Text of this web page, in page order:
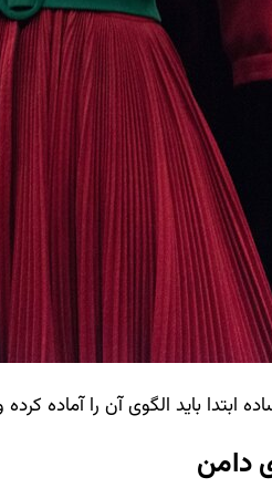
ابتدا باید الگوی آن را آماده